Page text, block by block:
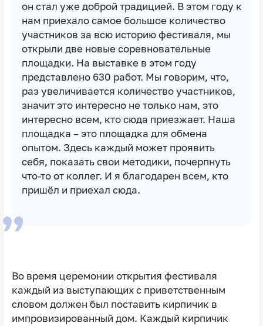
он стал уже доброй традицией. В этом году к
нам приехало самое большое количество
участников за всю историю фестиваля, мы
открыли две новые соревновательные
площадки. На выставке в этом году
представлено 630 работ. Мы говорим, что,
раз увеличивается количество участников,
значит это интересно не только нам, это
интересно всем, кто сюда приезжает. Наша
площадка – это площадка для обмена
опытом. Здесь каждый может проявить
себя, показать свои методики, почерпнуть
что-то от коллег. И я благодарен всем, кто
пришёл и приехал сюда.
Во время церемонии открытия фестиваля
каждый из выступающих с приветственным
словом должен был поставить кирпичик в
импровизированный дом. Каждый кирпичик